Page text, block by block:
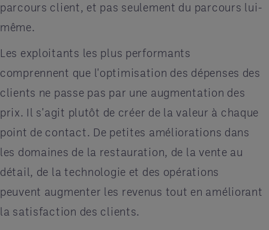
parcours client, et pas seulement du parcours lui-
même.
Les exploitants les plus performants
comprennent que l'optimisation des dépenses des
clients ne passe pas par une augmentation des
prix. Il s'agit plutôt de créer de la valeur à chaque
point de contact. De petites améliorations dans
les domaines de la restauration, de la vente au
détail, de la technologie et des opérations
peuvent augmenter les revenus tout en améliorant
la satisfaction des clients.